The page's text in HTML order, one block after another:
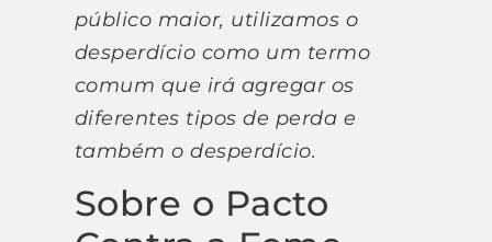
público maior, utilizamos o
desperdício como um termo
comum que irá agregar os
diferentes tipos de perda e
também o desperdício.
Sobre o Pacto